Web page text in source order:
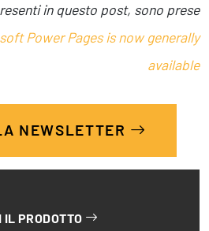
in questo post, sono prese
Power Pages is now generally
available
NEWSLETTER
IL PRODOTTO